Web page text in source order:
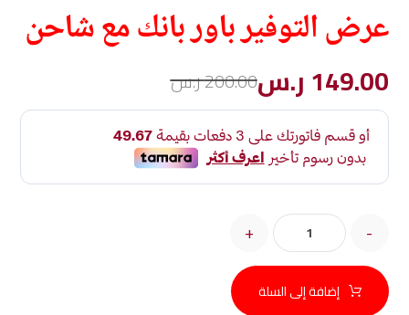
عرض التوفير باور بانك مع شاحن
200.00ر.س 149.00ر.س
-
+
إضافة إلى السلة